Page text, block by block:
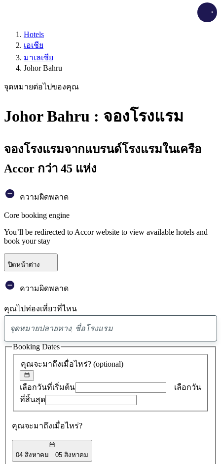
Hotels
เอเชีย
มาเลเซีย
Johor Bahru
จุดหมายต่อไปของคุณ
Johor Bahru : จองโรงแรม
จองโรงแรมจากแบรนด์โรงแรมในเครือ
Accor กว่า 45 แห่ง
ความผิดพลาด
Core booking engine
You’ll be redirected to Accor website to view available hotels and
book your stay
ปิดหน้าต่าง
ความผิดพลาด
คุณไปท่องเที่ยวที่ไหน
พบ
ข้อ
เสนอ
0
คุณจะมาถึงเมื่อไหร่? (optional)
เลือกวันที่เริ่มต้น
เลือกวัน
ที่สิ้นสุด
คุณจะมาถึงเมื่อไหร่?
04 สิงหาคม 05 สิงหาคม
Booking Dates